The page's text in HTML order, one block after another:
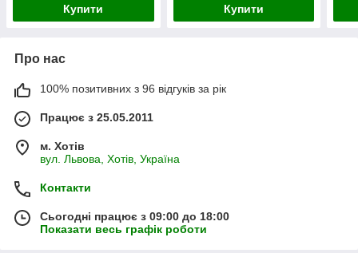
Купити Купити
Про нас
100% позитивних з 96 відгуків за рік
Працює з 25.05.2011
м. Хотів
вул. Львова, Хотів, Україна
Контакти
Сьогодні працює з 09:00 до 18:00
Показати весь графік роботи